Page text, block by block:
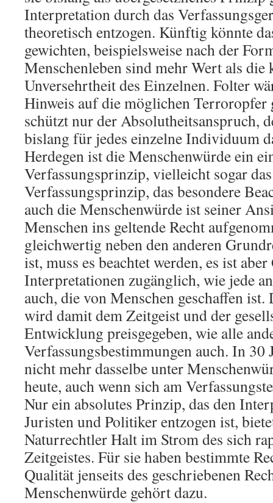
Interpretation durch das
theoretisch entzogen. Künftig könnte
gewichten, beispielsweise nach der
Menschenleben sind mehr Wert als die
Unversehrtheit des Einzelnen. Folter
Hinweis auf die möglichen Terroropfer
schützt nur der Absolutheitsanspruch,
bislang für jedes einzelne Individuum
Herdegen ist die Menschenwürde ein
Verfassungsprinzip, vielleicht sogar
Verfassungsprinzip, das besondere
auch die Menschenwürde ist seiner
Menschen ins geltende Recht
gleichwertig neben den anderen
ist, muss es beachtet werden, es ist
Interpretationen zugänglich, wie jede
auch, die von Menschen geschaffen
wird damit dem Zeitgeist und der
Entwicklung preisgegeben, wie alle
Verfassungsbestimmungen auch. In 30
nicht mehr dasselbe unter
heute, auch wenn sich am
Nur ein absolutes Prinzip, das den
Juristen und Politiker entzogen ist,
Naturrechtler Halt im Strom des sich
Zeitgeistes. Für sie haben bestimmte
Qualität jenseits des geschriebenen
Menschenwürde gehört dazu.